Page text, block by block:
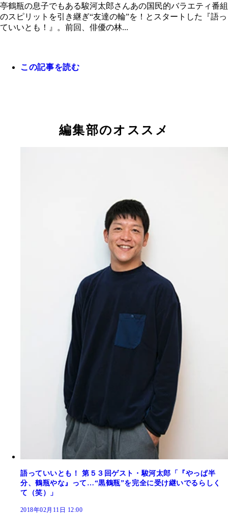
亭鶴瓶の息子でもある駿河太郎さんあの国民的バラエティ番組
のスピリットを引き継ぎ“友達の輪”を！とスタートした『語っ
ていいとも！』。前回、俳優の林...
この記事を読む
編集部のオススメ
語っていいとも！ 第５３回ゲスト・駿河太郎「『やっぱ半
分、鶴瓶やな』って…“黒鶴瓶”を完全に受け継いでるらしく
て（笑）」
2018年02月11日 12:00